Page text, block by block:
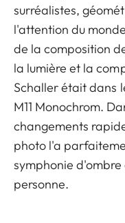
surréalistes,
l'attention du
de la composition
la lumière et la
Schaller était dans
M11 Monochrom.
changements
photo l'a
symphonie
personne.